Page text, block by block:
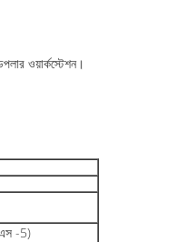
ওয়ার্কস্টেশন।
-5)